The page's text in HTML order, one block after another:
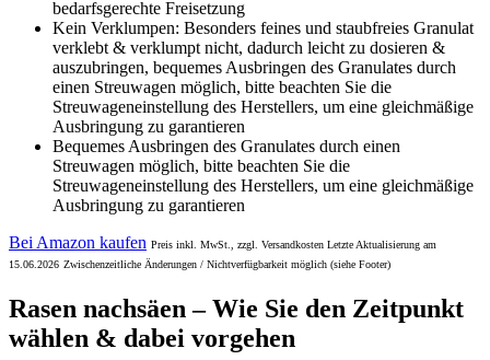
bedarfsgerechte Freisetzung
Kein Verklumpen: Besonders feines und staubfreies Granulat
verklebt & verklumpt nicht, dadurch leicht zu dosieren &
auszubringen, bequemes Ausbringen des Granulates durch
einen Streuwagen möglich, bitte beachten Sie die
Streuwageneinstellung des Herstellers, um eine gleichmäßige
Ausbringung zu garantieren
Bequemes Ausbringen des Granulates durch einen
Streuwagen möglich, bitte beachten Sie die
Streuwageneinstellung des Herstellers, um eine gleichmäßige
Ausbringung zu garantieren
Bei Amazon kaufen Preis inkl. MwSt., zzgl. Versandkosten Letzte Aktualisierung am
15.06.2026 Zwischenzeitliche Änderungen / Nichtverfügbarkeit möglich (siehe Footer)
Rasen nachsäen – Wie Sie den Zeitpunkt
wählen & dabei vorgehen